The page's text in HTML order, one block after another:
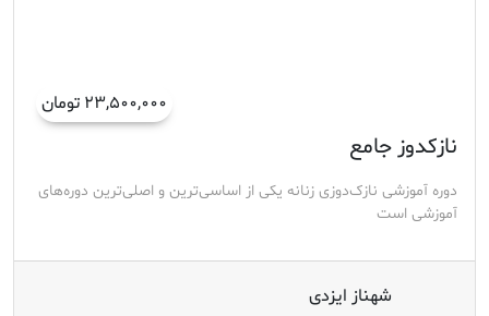
۲۳,۵۰۰,۰۰۰ تومان
نازکدوز جامع
دوره آموزشی نازک‌دوزی زنانه یکی از اساسی‌ترین و اصلی‌ترین دوره‌های
آموزشی است
شهناز ایزدی